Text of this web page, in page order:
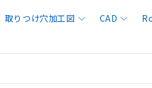
取りつけ穴加工図 CAD